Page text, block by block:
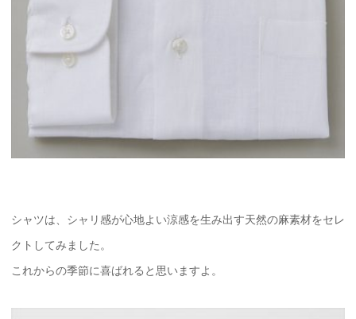
シャツは、シャリ感が心地よい涼感を生み出す天然の麻素材をセレ
クトしてみました。
これからの季節に喜ばれると思いますよ。